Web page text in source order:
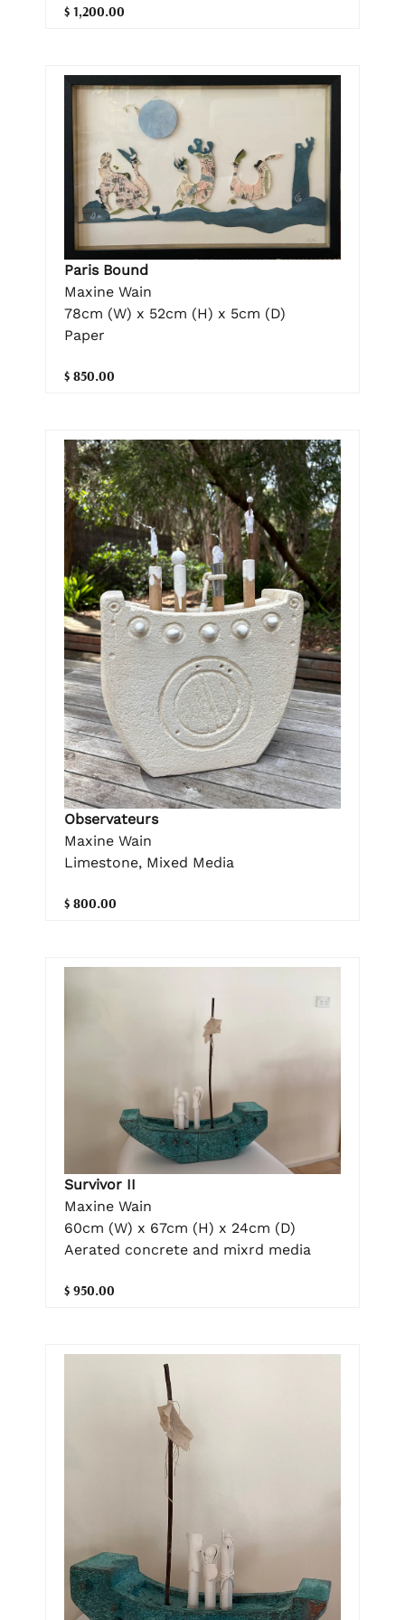
$ 1,200.00
Paris Bound
Maxine Wain
78cm (W) x 52cm (H) x 5cm (D)
Paper
$ 850.00
Observateurs
Maxine Wain
Limestone, Mixed Media
$ 800.00
Survivor II
Maxine Wain
60cm (W) x 67cm (H) x 24cm (D)
Aerated concrete and mixrd media
$ 950.00